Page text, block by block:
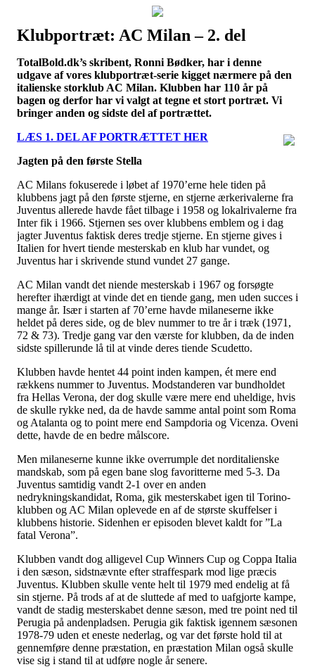
Наши партнеры
лучшие займы
Klubportræt: AC Milan – 2. del
TotalBold.dk’s skribent, Ronni Bødker, har i denne
udgave af vores klubportræt-serie kigget nærmere på den
italienske storklub AC Milan. Klubben har 110 år på
bagen og derfor har vi valgt at tegne et stort portræt. Vi
bringer anden og sidste del af portrættet.
LÆS 1. DEL AF PORTRÆTTET HER
Jagten på den første Stella
AC Milans fokuserede i løbet af 1970’erne hele tiden på
klubbens jagt på den første stjerne, en stjerne ærkerivalerne fra
Juventus allerede havde fået tilbage i 1958 og lokalrivalerne fra
Inter fik i 1966. Stjernen ses over klubbens emblem og i dag
jagter Juventus faktisk deres tredje stjerne. En stjerne gives i
Italien for hvert tiende mesterskab en klub har vundet, og
Juventus har i skrivende stund vundet 27 gange.
AC Milan vandt det niende mesterskab i 1967 og forsøgte
herefter ihærdigt at vinde det en tiende gang, men uden succes i
mange år. Især i starten af 70’erne havde milaneserne ikke
heldet på deres side, og de blev nummer to tre år i træk (1971,
72 & 73). Tredje gang var den værste for klubben, da de inden
sidste spillerunde lå til at vinde deres tiende Scudetto.
Klubben havde hentet 44 point inden kampen, ét mere end
rækkens nummer to Juventus. Modstanderen var bundholdet
fra Hellas Verona, der dog skulle være mere end uheldige, hvis
de skulle rykke ned, da de havde samme antal point som Roma
og Atalanta og to point mere end Sampdoria og Vicenza. Oveni
dette, havde de en bedre målscore.
Men milaneserne kunne ikke overrumple det norditalienske
mandskab, som på egen bane slog favoritterne med 5-3. Da
Juventus samtidig vandt 2-1 over en anden
nedrykningskandidat, Roma, gik mesterskabet igen til Torino-
klubben og AC Milan oplevede en af de største skuffelser i
klubbens historie. Sidenhen er episoden blevet kaldt for ”La
fatal Verona”.
Klubben vandt dog alligevel Cup Winners Cup og Coppa Italia
i den sæson, sidstnævnte efter straffespark mod lige præcis
Juventus. Klubben skulle vente helt til 1979 med endelig at få
sin stjerne. På trods af at de sluttede af med to uafgjorte kampe,
vandt de stadig mesterskabet denne sæson, med tre point ned til
Perugia på andenpladsen. Perugia gik faktisk igennem sæsonen
1978-79 uden et eneste nederlag, og var det første hold til at
gennemføre denne præstation, en præstation Milan også skulle
vise sig i stand til at udføre nogle år senere.